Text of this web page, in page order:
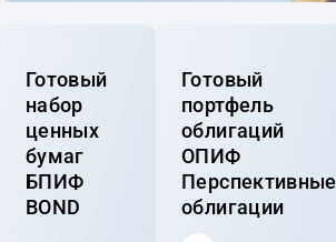
Готовый
набор
ценных
бумаг
БПИФ
BOND
Готовый
портфель
облигаций
ОПИФ
Перспективные
облигации